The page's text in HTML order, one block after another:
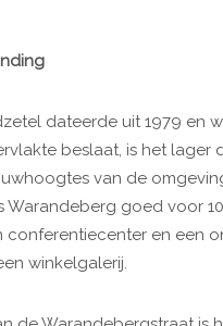
dateerde uit 1979 en
beslaat, is het
van de
Warandeberg goed voor
conferentiecenter en een
winkelgalerij.